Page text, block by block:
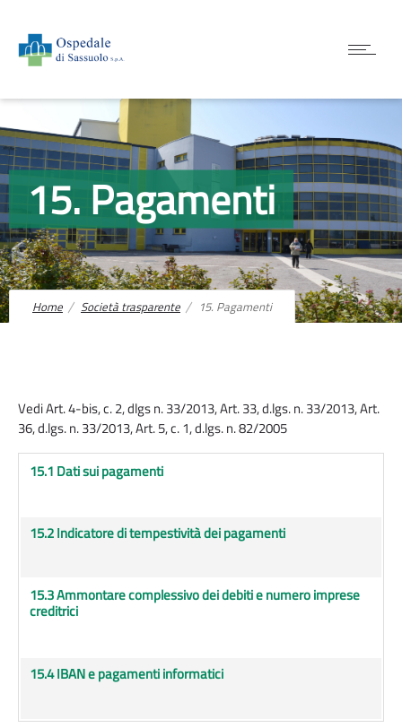
15. Pagamenti
Home Società trasparente 15. Pagamenti
Vedi Art. 4-bis, c. 2, dlgs n. 33/2013, Art. 33, d.lgs. n. 33/2013, Art.
36, d.lgs. n. 33/2013, Art. 5, c. 1, d.lgs. n. 82/2005
15.1 Dati sui pagamenti
15.2 Indicatore di tempestività dei pagamenti
15.3 Ammontare complessivo dei debiti e numero imprese
creditrici
15.4 IBAN e pagamenti informatici